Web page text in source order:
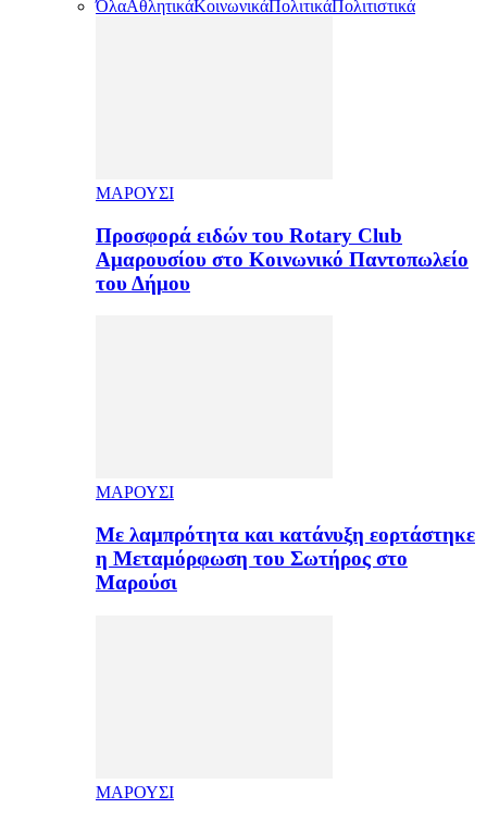
ΌλαΑθλητικάΚοινωνικάΠολιτικάΠολιτιστικά
ΜΑΡΟΥΣΙ
Προσφορά ειδών του Rotary Club
Αμαρουσίου στο Κοινωνικό Παντοπωλείο
του Δήμου
ΜΑΡΟΥΣΙ
Με λαμπρότητα και κατάνυξη εορτάστηκε
η Μεταμόρφωση του Σωτήρος στο
Μαρούσι
ΜΑΡΟΥΣΙ